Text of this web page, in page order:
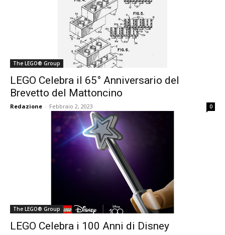
The LEGO® Group
LEGO Celebra il 65° Anniversario del
Brevetto del Mattoncino
Redazione - Febbraio 2, 2023 0
The LEGO® Group
LEGO Celebra i 100 Anni di Disney